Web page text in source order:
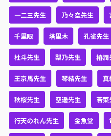
一二三先生 乃々空先生
千里眼 塔里木 孔雀先生
杜斗先生 梨乃先生 椿潤
王京馬先生 琴結先生 真
秋桜先生 空遥先生 若菜
行天のれん先生 金魚堂